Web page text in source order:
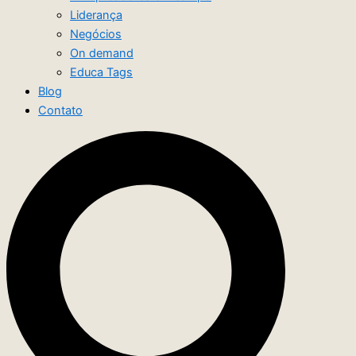
Liderança
Negócios
On demand
Educa Tags
Blog
Contato